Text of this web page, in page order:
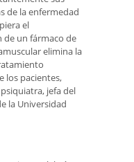
de la enfermedad
el
un fármaco de
elimina la
los pacientes,
jefa del
la Universidad